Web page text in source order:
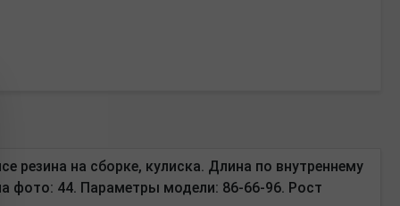
резина на сборке, кулиска. Длина по внутреннему
фото: 44. Параметры модели: 86-66-96. Рост